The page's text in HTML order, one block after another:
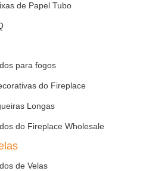
de Papel Tubo
para fogos
do Fireplace
Longas
do Fireplace Wholesale
de Velas